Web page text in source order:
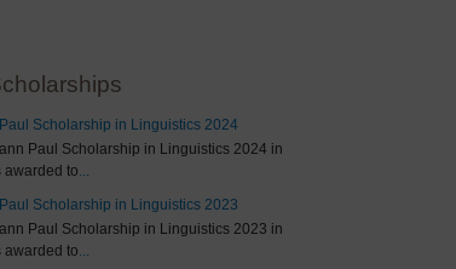
Scholarship in Linguistics 2024
Paul Scholarship in Linguistics 2024 in
awarded to...
Scholarship in Linguistics 2023
Paul Scholarship in Linguistics 2023 in
awarded to...